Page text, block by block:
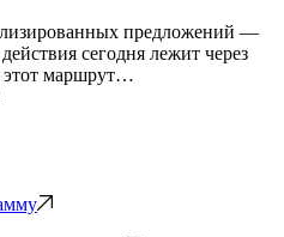
предложений —
сегодня лежит через
этот маршрут…